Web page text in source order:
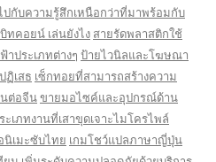
ปกับความรู้สึกเหนือกว่าที่มาพร้อมกับ
ทคอยน์ เล่นยังไง สายรัดพลาสติกใช้
ประเภทต่างๆ ป้ายไวนิลและโฆษณา
ฏิเสธ เซ็กทอยที่สามารถสร้างความ
นต่อจีนขายมอไซค์และอุปกรณ์ด้าน
ะเภทงานที่เสาขุดเจาะไมโครไพล์
เมะซับไทย เกมโชว์แปลภาษาญี่ปุ่น